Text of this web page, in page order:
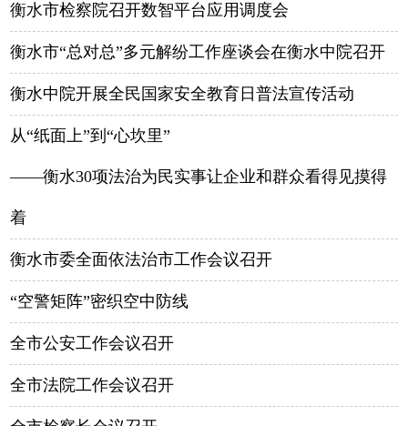
衡水市检察院召开数智平台应用调度会
衡水市“总对总”多元解纷工作座谈会在衡水中院召开
衡水中院开展全民国家安全教育日普法宣传活动
从“纸面上”到“心坎里”
——衡水30项法治为民实事让企业和群众看得见摸得
着
衡水市委全面依法治市工作会议召开
“空警矩阵”密织空中防线
全市公安工作会议召开
全市法院工作会议召开